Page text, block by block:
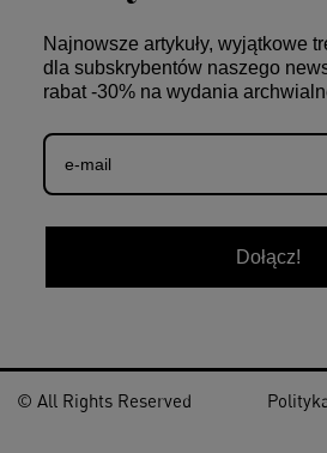
Najnowsze artykuły, wyjątkowe
dla subskrybentów naszego
rabat -30% na wydania
Dołącz!
© All Rights Reserved